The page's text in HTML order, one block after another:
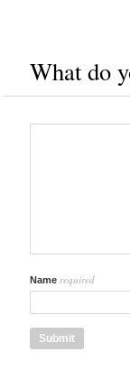
What do
Name required